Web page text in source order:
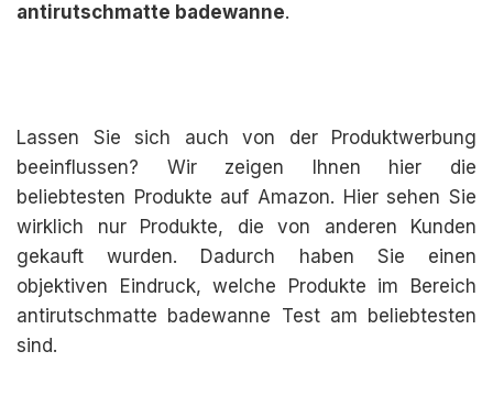
antirutschmatte badewanne.
Lassen Sie sich auch von der Produktwerbung
beeinflussen? Wir zeigen Ihnen hier die
beliebtesten Produkte auf Amazon. Hier sehen Sie
wirklich nur Produkte, die von anderen Kunden
gekauft wurden. Dadurch haben Sie einen
objektiven Eindruck, welche Produkte im Bereich
antirutschmatte badewanne Test am beliebtesten
sind.